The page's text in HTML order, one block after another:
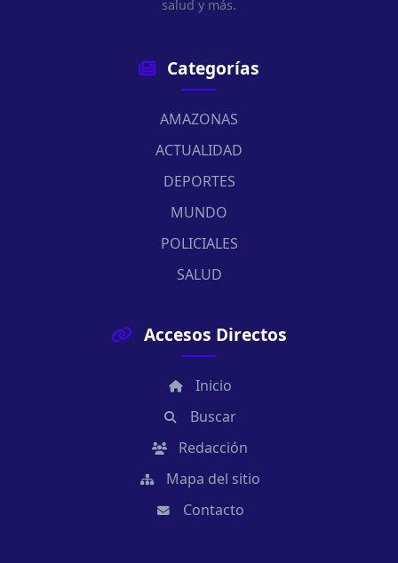
salud y más.
Categorías
AMAZONAS
ACTUALIDAD
DEPORTES
MUNDO
POLICIALES
SALUD
Accesos Directos
Inicio
Buscar
Redacción
Mapa del sitio
Contacto